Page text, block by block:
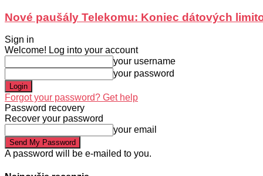
Nové paušály Telekomu: Koniec dátových
Sign in
Welcome! Log into your account
your username
your password
Forgot your password? Get help
Password recovery
Recover your password
your email
A password will be e-mailed to you.